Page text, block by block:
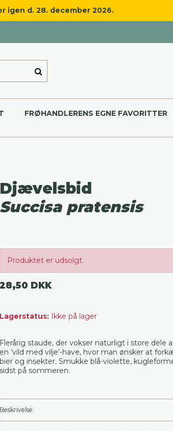
igen d. 28. december 2026.
FRØHANDLERENS EGNE FAVORITTER
Djævelsbid
Succisa pratensis
Produktet er udsolgt.
28,50 DKK
Lagerstatus: Ikke på lager
Flerårig staude, der vokser naturligt i store dele
en ’vild med vilje’-have, hvor man ønsker at
bier og insekter. Smukke blå-violette,
sidst på sommeren.
Beskrivelse